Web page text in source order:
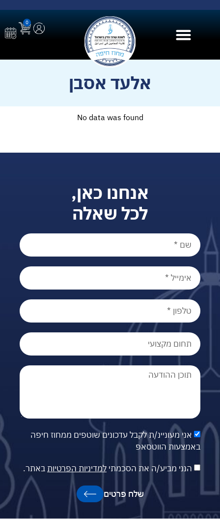
0
אלעד אסבן
No data was found
אנחנו כאן,
לכל שאלה
אני מעוניינ/ת לקבל עדכונים שוטפים ממחוז חיפה
באמצעות הווטסאפ
הנני מביע/ה את הסכמתי למדיניות הפרטיות באתר.
שלח פרטים